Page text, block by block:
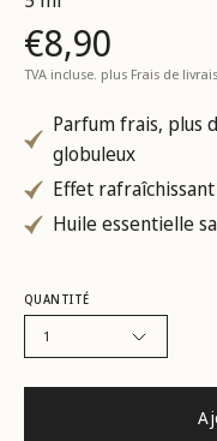
€8,90
TVA incluse. plus Frais de
Parfum frais, plus
globuleux
Effet
Huile essentielle
QUANTITÉ
1